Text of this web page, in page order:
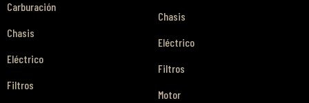
Carburación
Chasis
Eléctrico
Filtros
Chasis
Eléctrico
Filtros
Motor